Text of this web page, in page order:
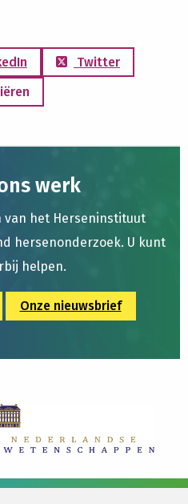
Twitter
werk
van het Herseninstituut
hersenonderzoek. U kunt
helpen.
Onze nieuwsbrief